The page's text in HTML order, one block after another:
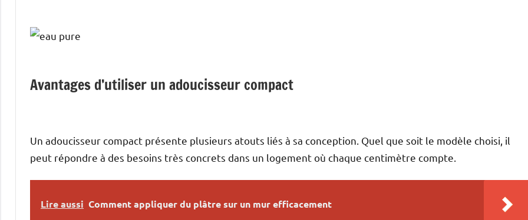
Avantages d’utiliser un adoucisseur compact
Un adoucisseur compact présente plusieurs atouts liés à sa conception. Quel que soit le modèle choisi, il
peut répondre à des besoins très concrets dans un logement où chaque centimètre compte.
Lire aussi Comment appliquer du plâtre sur un mur efficacement